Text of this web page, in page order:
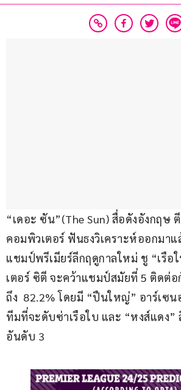
“เดอะ ซัน”(The Sun) สื่อดังอังกฤษ
คอมพิวเตอร์ ฟันธงวิเคราะห์ออกมาแ
แชมป์พรีเมียร์ลีกฤดูกาลใหม่ ชู “เรือใ
เตอร์ ซิตี จะคว้าแชมป์สมัยที่ 5 ติดต่อ
ถึง  82.2% โดยมี “ปืนใหญ่” อาร์เซ
ทีมที่จะดับซ่าเรือใบ และ “หงส์แดง”
อันดับ 3